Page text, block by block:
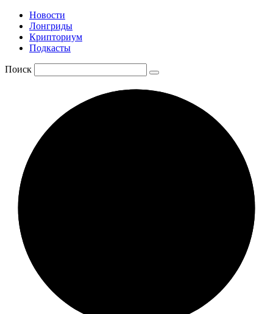
Новости
Лонгриды
Крипториум
Подкасты
Поиск